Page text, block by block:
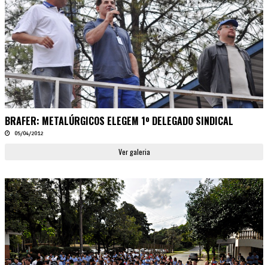
BRAFER: METALÚRGICOS ELEGEM 1º DELEGADO SINDICAL
05/04/2012
Ver galeria